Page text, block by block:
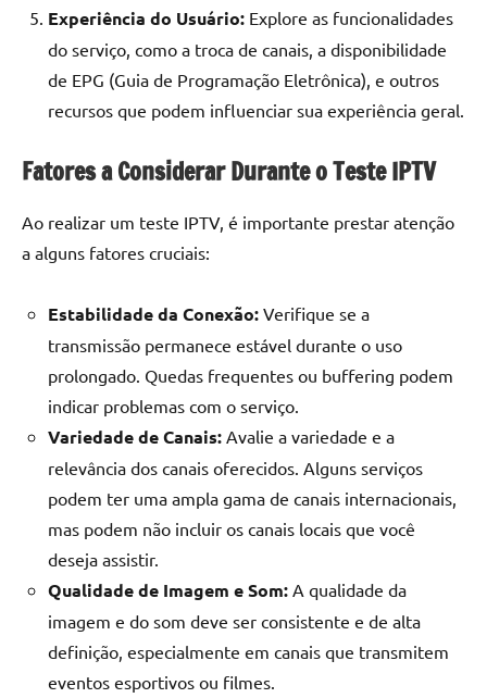
Experiência do Usuário: Explore as funcionalidades
do serviço, como a troca de canais, a disponibilidade
de EPG (Guia de Programação Eletrônica), e outros
recursos que podem influenciar sua experiência geral.
Fatores a Considerar Durante o Teste IPTV
Ao realizar um teste IPTV, é importante prestar atenção
a alguns fatores cruciais:
Estabilidade da Conexão: Verifique se a
transmissão permanece estável durante o uso
prolongado. Quedas frequentes ou buffering podem
indicar problemas com o serviço.
Variedade de Canais: Avalie a variedade e a
relevância dos canais oferecidos. Alguns serviços
podem ter uma ampla gama de canais internacionais,
mas podem não incluir os canais locais que você
deseja assistir.
Qualidade de Imagem e Som: A qualidade da
imagem e do som deve ser consistente e de alta
definição, especialmente em canais que transmitem
eventos esportivos ou filmes.